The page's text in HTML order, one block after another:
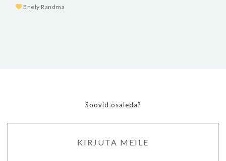
Enely Randma
Soovid osaleda?
KIRJUTA MEILE